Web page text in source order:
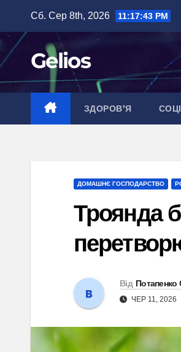
вмісту
Сб. Сер 8th, 2026 11:17:44 PM
Gelios
ЗДОРОВ’Я
ДОМАШНЄ ГОСПОДАРСТВО
Троянда
Від Потапенко
ЧЕР 11, 2026